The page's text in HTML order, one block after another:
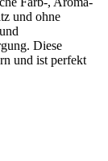
und ohne
Diese
und ist perfekt